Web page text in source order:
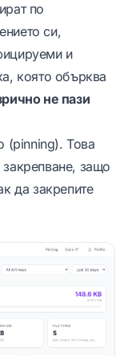
по
си,
и
която обърква
не пази
(pinning). Това
защо
да закрепите